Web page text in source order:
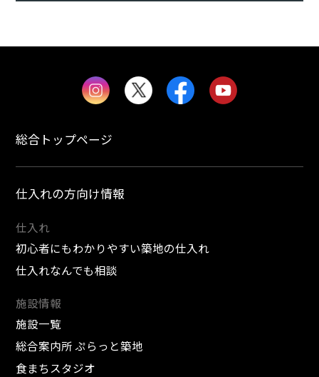
総合トップページ
仕入れの方向け情報
仕入れ
初心者にもわかりやすい築地の仕入れ
仕入れなんでも相談
施設情報
施設一覧
総合案内所 ぷらっと築地
食まちスタジオ